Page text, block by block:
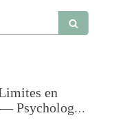
en
Psychologue